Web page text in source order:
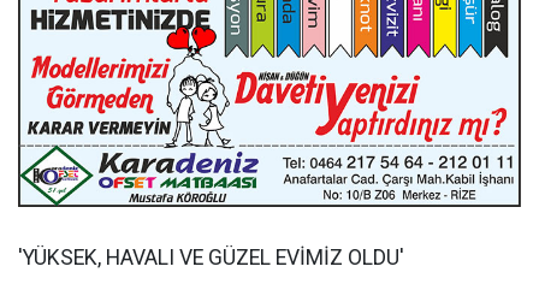
'YÜKSEK, HAVALI VE GÜZEL EVİMİZ OLDU'